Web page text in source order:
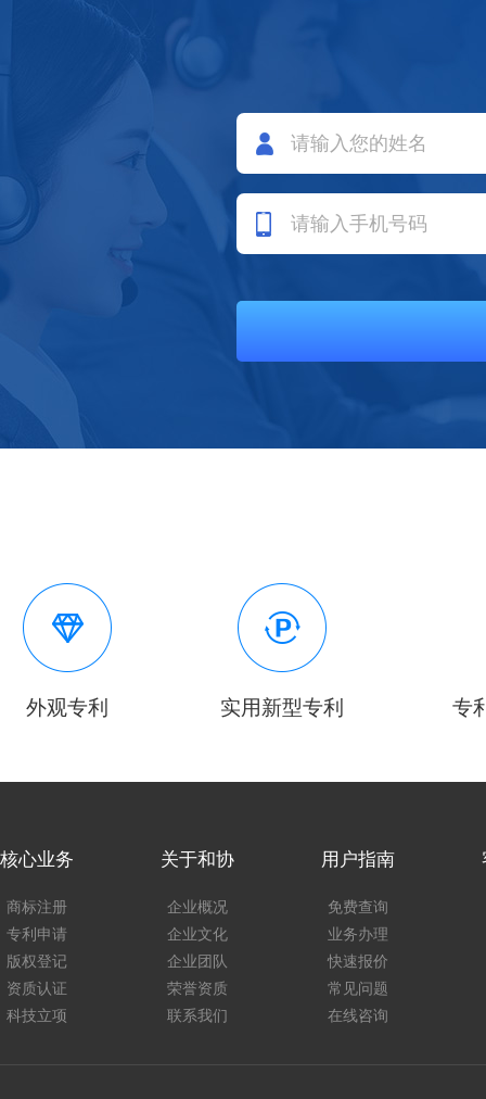
外观专利 实用新型专利 专
核心业务
商标注册
专利申请
版权登记
资质认证
科技立项
关于和协
企业概况
企业文化
企业团队
荣誉资质
联系我们
用户指南
免费查询
业务办理
快速报价
常见问题
在线咨询